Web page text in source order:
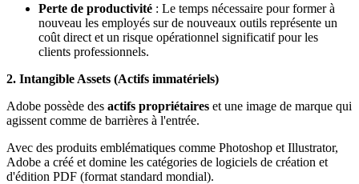
Perte de productivité : Le temps nécessaire pour former à
nouveau les employés sur de nouveaux outils représente un
coût direct et un risque opérationnel significatif pour les
clients professionnels.
2. Intangible Assets (Actifs immatériels)
Adobe possède des actifs propriétaires et une image de marque qui
agissent comme de barrières à l'entrée.
Avec des produits emblématiques comme Photoshop et Illustrator,
Adobe a créé et domine les catégories de logiciels de création et
d'édition PDF (format standard mondial).